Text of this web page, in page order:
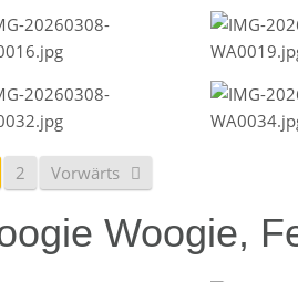
2 Vorwärts
Woogie,